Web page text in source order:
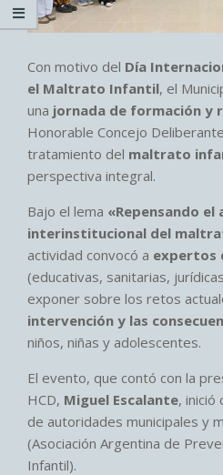
Con motivo del Día
el Maltrato Infantil, el
una jornada de formación y
Honorable Concejo
tratamiento del maltrato
perspectiva integral.
Bajo el lema «Repensando el
interinstitucional del
actividad convocó a expertos
(educativas, sanitarias,
exponer sobre los retos
intervención y las
niños, niñas y adolescentes.
El evento, que contó con la
HCD, Miguel Escalante, inició
de autoridades municipales y
(Asociación Argentina de
Infantil).